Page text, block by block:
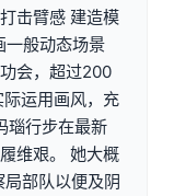
击臂感 建造模
一般动态场景
会，超过200
运用画风，充
瑙行步在最新
维艰。 她大概
部队以便及阴